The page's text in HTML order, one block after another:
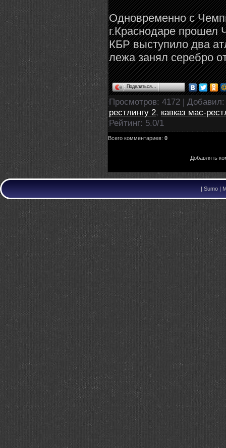
Одновременно с
г.Краснодаре прошел
КБР выступило два
лежа занял серебро
Поделиться…
Просмотров: 4172 | Добавил
рестлингу 2, кавказ мас-
Рейтинг: 5.0/1
Всего комментариев: 0
Добавлять
| Sumo |